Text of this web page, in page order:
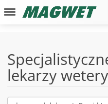
lekarzy